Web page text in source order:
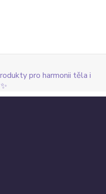
pro harmonii těla i